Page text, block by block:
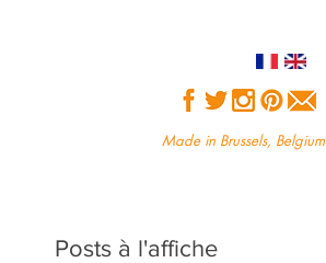
Made in Brussels, Belgium
Posts à l'affiche